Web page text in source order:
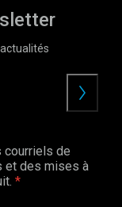
courriels de
et des mises à